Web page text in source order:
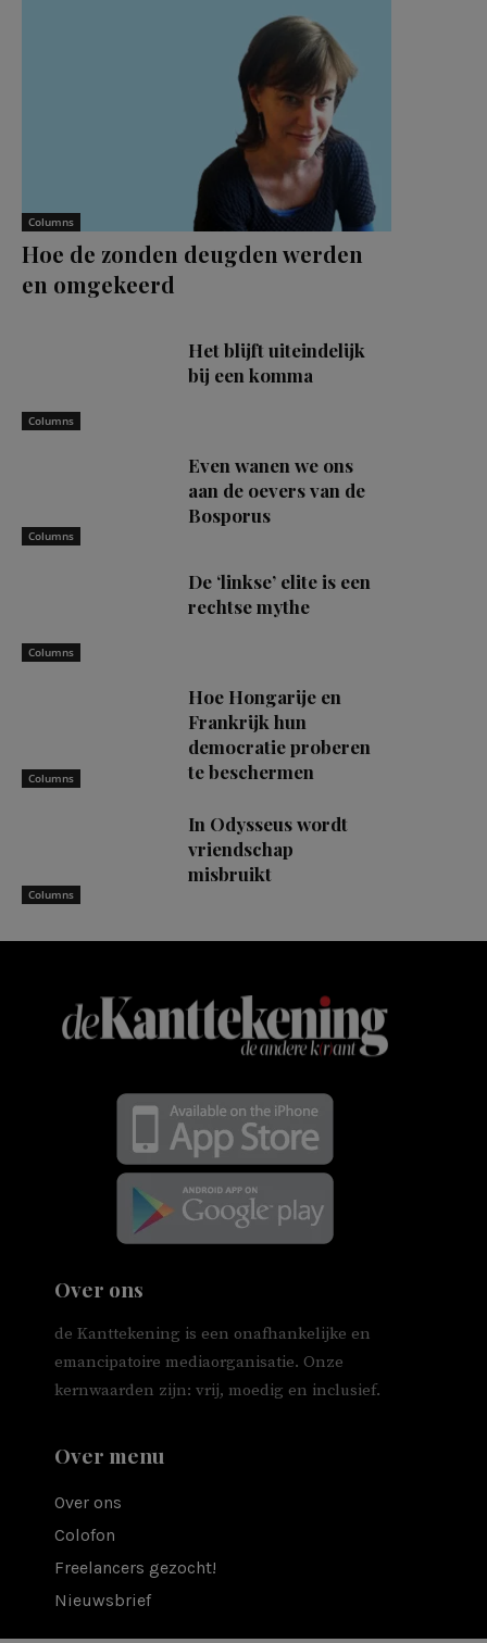
Columns
Hoe de zonden deugden werden
en omgekeerd
Columns
Het blijft uiteindelijk
bij een komma
Columns
Even wanen we ons
aan de oevers van de
Bosporus
Columns
De ‘linkse’ elite is een
rechtse mythe
Columns
Hoe Hongarije en
Frankrijk hun
democratie proberen
te beschermen
Columns
In Odysseus wordt
vriendschap
misbruikt
Over ons
de Kanttekening is een onafhankelijke en
emancipatoire mediaorganisatie. Onze
kernwaarden zijn: vrij, moedig en inclusief.
Over menu
Over ons
Colofon
Freelancers gezocht!
Nieuwsbrief